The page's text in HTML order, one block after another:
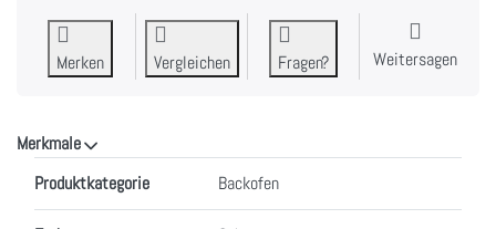
Merken Vergleichen Fragen? Weitersagen
Merkmale
Produktkategorie Backofen